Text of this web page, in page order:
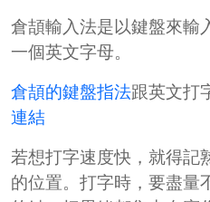
倉頡輸入法是以鍵盤來輸
一個英文字母。
倉頡的鍵盤指法跟英文打
連結
若想打字速度快，就得記
的位置。打字時，要盡量